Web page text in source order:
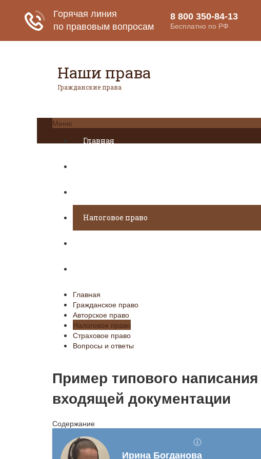
Наши права
Гражданские права
Меню
Главная
Налоговое право
Главная
Гражданское право
Авторское право
Налоговое право
Страховое право
Вопросы и ответы
Пример типового
входящей документации
Содержание